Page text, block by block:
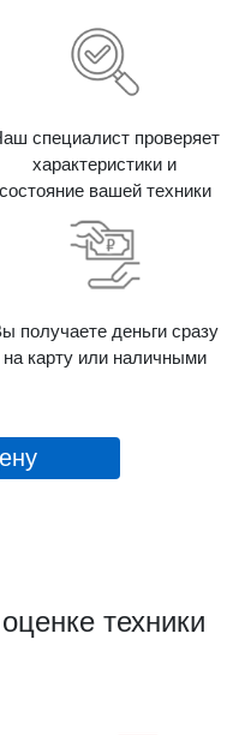
специалист проверяет
характеристики и
состояние вашей техники
получаете деньги сразу
на карту или наличными
техники